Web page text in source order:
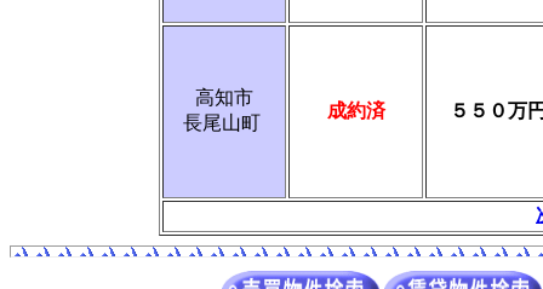
高知市
長尾山町
成約済 ５５０万